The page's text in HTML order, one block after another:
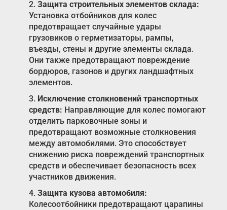
2. Защита строительных элементов склада:
Установка отбойников для колес
предотвращает случайные удары
грузовиков о герметизаторы, рампы,
въезды, стены и другие элементы склада.
Они также предотвращают повреждение
бордюров, газонов и других ландшафтных
элементов.
3. Исключение столкновений транспортных
средств: Направляющие для колес помогают
отделить парковочные зоны и
предотвращают возможные столкновения
между автомобилями. Это способствует
снижению риска повреждений транспортных
средств и обеспечивает безопасность всех
участников движения.
4. Защита кузова автомобиля:
Колесоотбойники предотвращают царапины